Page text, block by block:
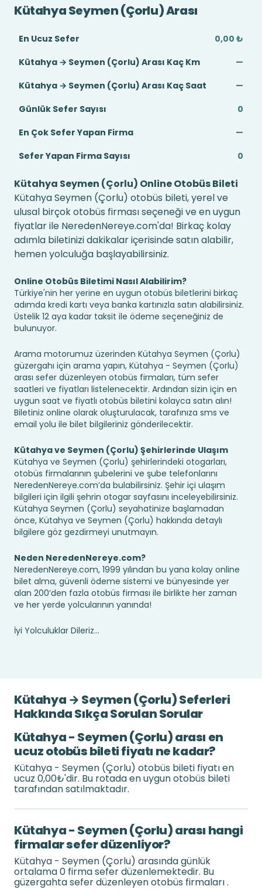
Kütahya Seymen (Çorlu) Arası
En Ucuz Sefer
0,00 ₺
Kütahya → Seymen (Çorlu) Arası Kaç Km
—
Kütahya → Seymen (Çorlu) Arası Kaç Saat
—
Günlük Sefer Sayısı
0
En Çok Sefer Yapan Firma
—
Sefer Yapan Firma Sayısı
0
Kütahya Seymen (Çorlu) Online Otobüs Bileti
Kütahya Seymen (Çorlu) otobüs bileti, yerel ve
ulusal birçok otobüs firması seçeneği ve en uygun
fiyatlar ile NeredenNereye.com'da! Birkaç kolay
adımla biletinizi dakikalar içerisinde satın alabilir,
hemen yolculuğa başlayabilirsiniz.
Online Otobüs Biletimi Nasıl Alabilirim?
Türkiye'nin her yerine en uygun otobüs biletlerini birkaç
adımda kredi kartı veya banka kartınızla satın alabilirsiniz.
Üstelik 12 aya kadar taksit ile ödeme seçeneğiniz de
bulunuyor.
Arama motorumuz üzerinden Kütahya Seymen (Çorlu)
güzergahı için arama yapın, Kütahya - Seymen (Çorlu)
arası sefer düzenleyen otobüs firmaları, tüm sefer
saatleri ve fiyatları listelenecektir. Ardından sizin için en
uygun saat ve fiyatlı otobüs biletini kolayca satın alın!
Biletiniz online olarak oluşturulacak, tarafınıza sms ve
email yolu ile bilet bilgileriniz gönderilecektir.
Kütahya ve Seymen (Çorlu) Şehirlerinde Ulaşım
Kütahya ve Seymen (Çorlu) şehirlerindeki otogarları,
otobüs firmalarının şubelerini ve şube telefonlarını
NeredenNereye.com’da bulabilirsiniz. Şehir içi ulaşım
bilgileri için ilgili şehrin otogar sayfasını inceleyebilirsiniz.
Kütahya Seymen (Çorlu) seyahatinize başlamadan
önce, Kütahya ve Seymen (Çorlu) hakkında detaylı
bilgilere göz gezdirmeyi unutmayın.
Neden NeredenNereye.com?
NeredenNereye.com, 1999 yılından bu yana kolay online
bilet alma, güvenli ödeme sistemi ve bünyesinde yer
alan 200’den fazla otobüs firması ile birlikte her zaman
ve her yerde yolcularının yanında!
İyi Yolculuklar Dileriz...
Kütahya → Seymen (Çorlu) Seferleri
Hakkında Sıkça Sorulan Sorular
Kütahya - Seymen (Çorlu) arası en
ucuz otobüs bileti fiyatı ne kadar?
Kütahya - Seymen (Çorlu) otobüs bileti fiyatı en
ucuz 0,00₺'dir. Bu rotada en uygun otobüs bileti
tarafından satılmaktadır.
Kütahya - Seymen (Çorlu) arası hangi
firmalar sefer düzenliyor?
Kütahya - Seymen (Çorlu) arasında günlük
ortalama 0 firma sefer düzenlemektedir. Bu
güzergahta sefer düzenleyen otobüs firmaları .